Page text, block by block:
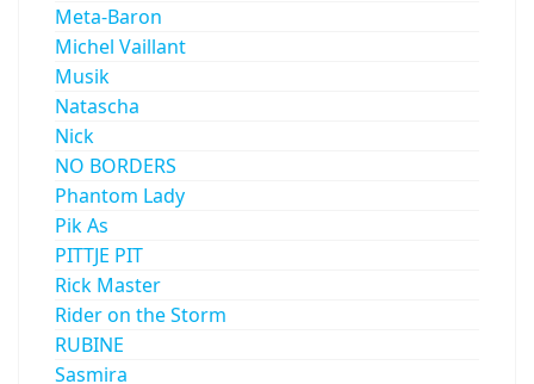
Meta-Baron
Michel Vaillant
Musik
Natascha
Nick
NO BORDERS
Phantom Lady
Pik As
PITTJE PIT
Rick Master
Rider on the Storm
RUBINE
Sasmira